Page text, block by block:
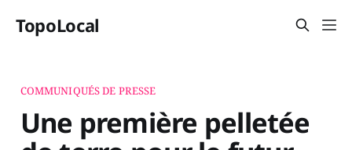
TopoLocal
COMMUNIQUÉS DE PRESSE
Une première pelletée